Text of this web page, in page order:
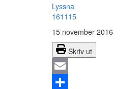
Lyssna
161115
15 november 2016
Skriv ut
Email